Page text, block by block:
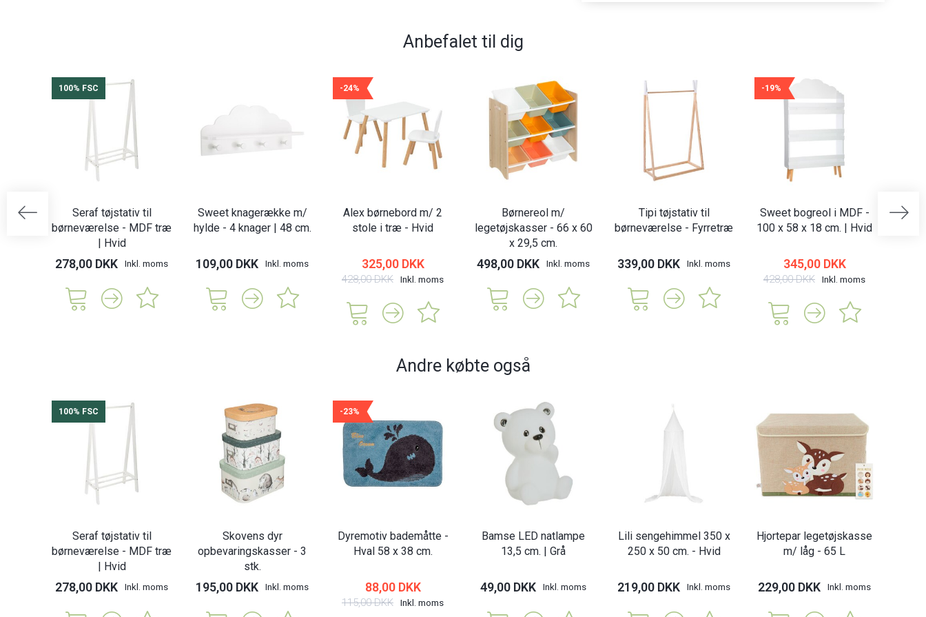
Anbefalet til dig
100% FSC
Seraf tøjstativ til
børneværelse - MDF træ
| Hvid
278,00 DKK Inkl. moms
Sweet knagerække m/
hylde - 4 knager | 48 cm.
109,00 DKK Inkl. moms
-24%
Alex børnebord m/ 2
stole i træ - Hvid
325,00 DKK
428,00 DKK Inkl. moms
Børnereol m/
legetøjskasser - 66 x 60
x 29,5 cm.
498,00 DKK Inkl. moms
Tipi tøjstativ til
børneværelse - Fyrretræ
339,00 DKK Inkl. moms
-19%
Sweet bogreol i MDF -
100 x 58 x 18 cm. | Hvid
345,00 DKK
428,00 DKK Inkl. moms
Baya
Andre købte også
100% FSC
Seraf tøjstativ til
børneværelse - MDF træ
| Hvid
278,00 DKK Inkl. moms
Skovens dyr
opbevaringskasser - 3
stk.
195,00 DKK Inkl. moms
-23%
Dyremotiv bademåtte -
Hval 58 x 38 cm.
88,00 DKK
115,00 DKK Inkl. moms
Bamse LED natlampe
13,5 cm. | Grå
49,00 DKK Inkl. moms
Lili sengehimmel 350 x
250 x 50 cm. - Hvid
219,00 DKK Inkl. moms
Hjortepar legetøjskasse
m/ låg - 65 L
229,00 DKK Inkl. moms